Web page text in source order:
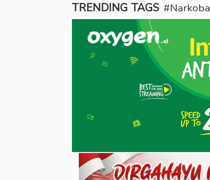
TRENDING TAGS #Narkoba